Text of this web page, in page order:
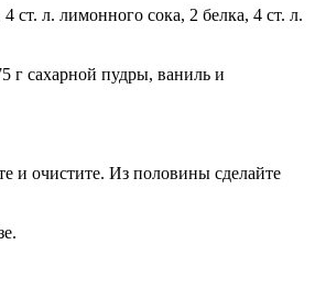
ст. л. лимонного сока, 2 белка, 4 ст. л.
г сахарной пудры, ваниль и
и очистите. Из половины сделайте